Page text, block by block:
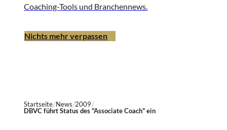
Coaching-Tools und Branchennews.
Nichts mehr verpassen
Startseite News 2009
DBVC führt Status des "Associate Coach" ein